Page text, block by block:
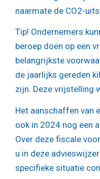
naarmate de CO2-
Tip! Ondernemers
beroep doen op een
belangrijkste
de jaarlijks gereden
zijn. Deze vrijstelling
Het aanschaffen van
ook in 2024 nog een
Over deze fiscale
u in deze
specifieke situatie